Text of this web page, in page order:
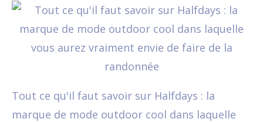
Tout ce qu'il faut savoir sur Halfdays : la
marque de mode outdoor cool dans laquelle